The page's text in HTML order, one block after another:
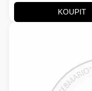
KOUPIT